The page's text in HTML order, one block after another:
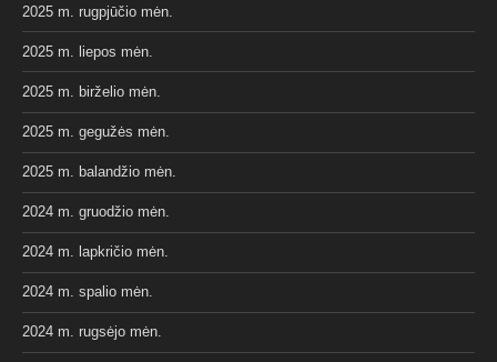
2025 m. rugpjūčio mėn.
2025 m. liepos mėn.
2025 m. birželio mėn.
2025 m. gegužės mėn.
2025 m. balandžio mėn.
2024 m. gruodžio mėn.
2024 m. lapkričio mėn.
2024 m. spalio mėn.
2024 m. rugsėjo mėn.